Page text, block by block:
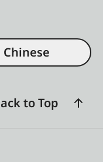
to Top